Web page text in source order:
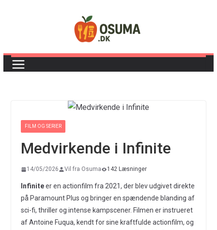
FILM OG SERIER
Medvirkende i Infinite
14/05/2026 Vil fra Osuma 142 Læsninger
Infiniteer en actionfilm fra 2021, der blev udgivet direkte
på Paramount Plus og bringer en spændende blanding af
sci-fi, thriller og intense kampscener. Filmen er instrueret
af Antoine Fuqua, kendt for sine kraftfulde actionfilm, og